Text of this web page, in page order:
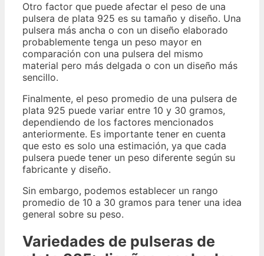
Otro factor que puede afectar el peso de una
pulsera de plata 925 es su tamaño y diseño. Una
pulsera más ancha o con un diseño elaborado
probablemente tenga un peso mayor en
comparación con una pulsera del mismo
material pero más delgada o con un diseño más
sencillo.
Finalmente, el peso promedio de una pulsera de
plata 925 puede variar entre 10 y 30 gramos,
dependiendo de los factores mencionados
anteriormente. Es importante tener en cuenta
que esto es solo una estimación, ya que cada
pulsera puede tener un peso diferente según su
fabricante y diseño.
Sin embargo, podemos establecer un rango
promedio de 10 a 30 gramos para tener una idea
general sobre su peso.
Variedades de pulseras de